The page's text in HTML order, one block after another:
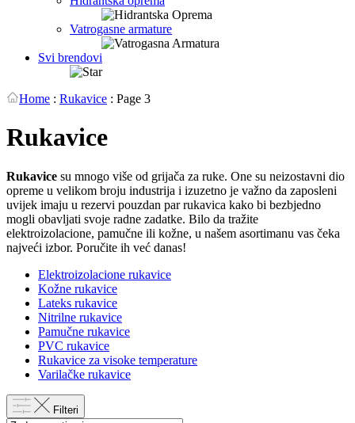
Vatrogasne armature
Svi brendovi
Home : Rukavice : Page 3
Rukavice
Rukavice su mnogo više od grijača za ruke. One su neizostavni dio
opreme u velikom broju industrija i izuzetno je važno da zaposleni
uvijek imaju u rezervi pouzdan par rukavica kako bi bezbjedno
mogli obavljati svoje radne zadatke. Bilo da tražite
elektroizolacione, pamučne ili kožne, u našem asortimanu vas čeka
najveći izbor. Poručite ih već danas!
Elektroizolacione rukavice
Kožne rukavice
Lateks rukavice
Nitrilne rukavice
Pamučne rukavice
PVC rukavice
Rukavice za visoke temperature
Varilačke rukavice
Filteri